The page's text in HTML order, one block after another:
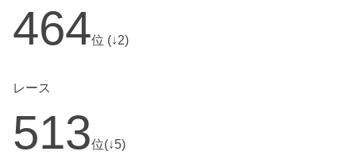
464位 (↓2)
レース
513位(↓5)